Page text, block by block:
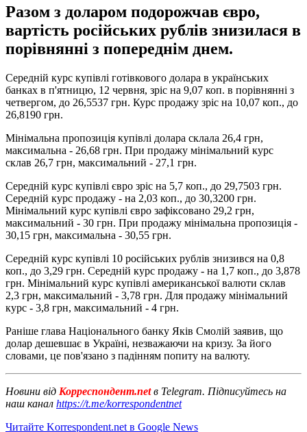
Разом з доларом подорожчав євро,
вартість російських рублів знизилася в
порівнянні з попереднім днем.
Середній курс купівлі готівкового долара в українських
банках в п'ятницю, 12 червня, зріс на 9,07 коп. в порівнянні з
четвергом, до 26,5537 грн. Курс продажу зріс на 10,07 коп., до
26,8190 грн.
Мінімальна пропозиція купівлі долара склала 26,4 грн,
максимальна - 26,68 грн. При продажу мінімальний курс
склав 26,7 грн, максимальний - 27,1 грн.
Середній курс купівлі євро зріс на 5,7 коп., до 29,7503 грн.
Середній курс продажу - на 2,03 коп., до 30,3200 грн.
Мінімальний курс купівлі євро зафіксовано 29,2 грн,
максимальний - 30 грн. При продажу мінімальна пропозиція -
30,15 грн, максимальна - 30,55 грн.
Середній курс купівлі 10 російських рублів знизився на 0,8
коп., до 3,29 грн. Середній курс продажу - на 1,7 коп., до 3,878
грн. Мінімальний курс купівлі американської валюти склав
2,3 грн, максимальний - 3,78 грн. Для продажу мінімальний
курс - 3,8 грн, максимальний - 4 грн.
Раніше глава Національного банку Яків Смолій заявив, що
долар дешевшає в Україні, незважаючи на кризу. За його
словами, це пов'язано з падінням попиту на валюту.
Новини від Корреспондент.netв Telegram. Підписуйтесь на
наш канал https://t.me/korrespondentnet
Читайте Korrespondent.net в Google News